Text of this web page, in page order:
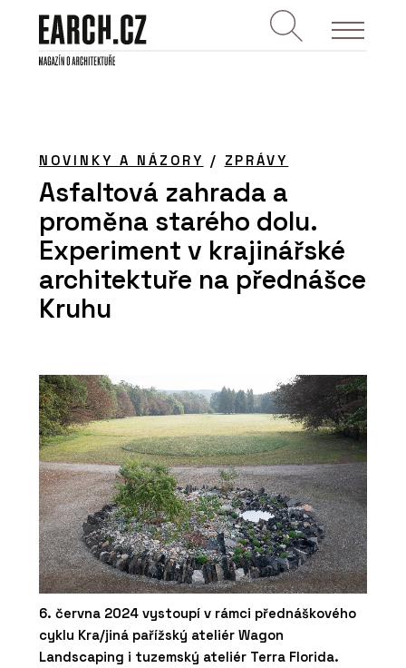
NOVINKY A NÁZORY / ZPRÁVY
Asfaltová zahrada a
proměna starého dolu.
Experiment v krajinářské
architektuře na přednášce
Kruhu
6. června 2024 vystoupí v rámci přednáškového
cyklu Kra/jiná pařížský ateliér Wagon
Landscaping i tuzemský ateliér Terra Florida.